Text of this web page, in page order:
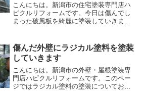
こんにちは。新潟市の住宅塗装専門店ハ
ピクルリフォームです。今日は傷んでし
まった破風板を綺麗に塗装していきまし
が剥がれて木が剥き出しになってしまい
ます。木が剥き出しになる...
傷んだ外壁にラジカル塗料を塗装
していきます
こんにちは。新潟市の外壁・屋根塗装専
門店ハピクルリフォームです。このペー
ジではラジカル塗料の塗装についてお伝